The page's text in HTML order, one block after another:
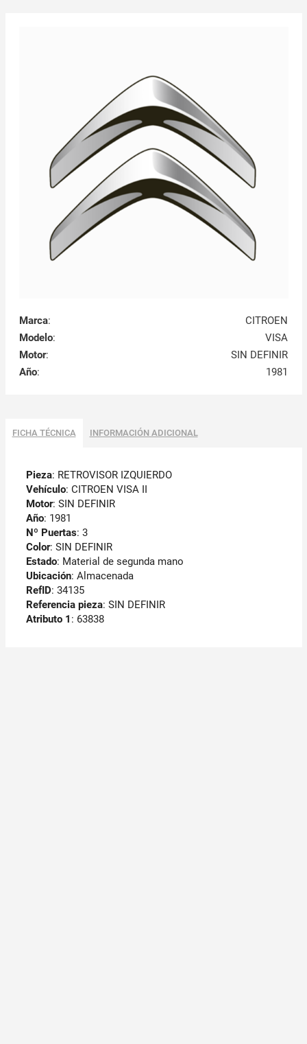
Marca:
CITROEN
Modelo:
VISA
Motor:
SIN DEFINIR
Año: 1981
FICHA TÉCNICA INFORMACIÓN ADICIONAL
Pieza: RETROVISOR IZQUIERDO
Vehículo: CITROEN VISA II
Motor: SIN DEFINIR
Año: 1981
Nº Puertas: 3
Color: SIN DEFINIR
Estado: Material de segunda mano
Ubicación: Almacenada
RefID: 34135
Referencia pieza: SIN DEFINIR
Atributo 1 : 63838